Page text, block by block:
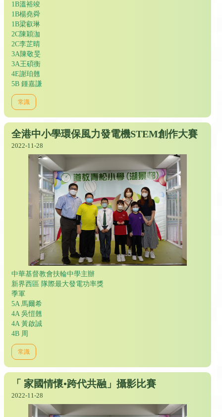
1B溫裕竣
1B楊堯舜
1B梁叡琳
2C陳穎泇
2C李芷晴
3A陳敬旻
3A王碩衡
4E謝珀翹
5B 鍾嘉謙
常識
全港中小學環保風力發電機STEM創作大賽
2022-11-28
中華基督教會扶輪中學主辦
新界西區 隊際最大發電功率獎
季軍
5A 馬爾希
4A 吳愷翹
4A 黃啟誠
4B 周
常識
「 家國情懷•跨代共融」攝影比賽
2022-11-28